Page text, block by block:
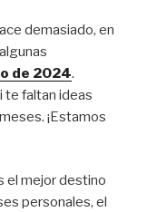
demasiado, en
de 2024.
te faltan ideas
¡Estamos
el mejor destino
personales, el